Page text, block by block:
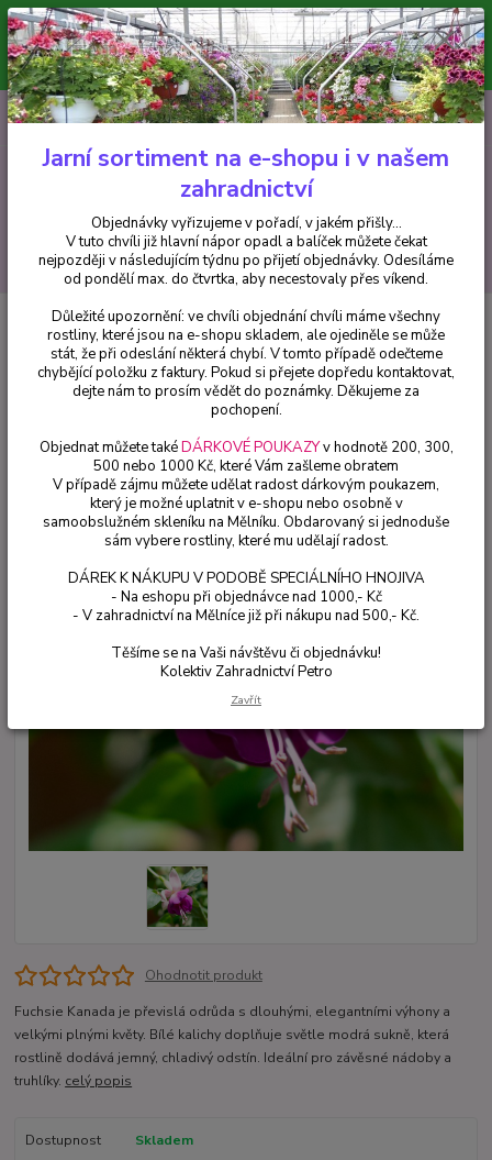
Minimální hodnota pro odeslání z e-shopu je 300 Kč.
V tuto chvíli již hlavní nápor objednávek opadl a balíček můžete čekat
nejpozději v následujícím týdnu po přijetí objednávky. Objednávky
vyřizujeme v pořadí, v jakém přišly...
CZK
Hledat
+420 602 223 614 0ks
za0 Kč
Fuchsie Kanada Fuchsie - 1 ks
Kanada Fuchsie - 1 ks
Ohodnotit produkt
Fuchsie Kanada je převislá odrůda s dlouhými, elegantními výhony a
velkými plnými květy. Bílé kalichy doplňuje světle modrá sukně, která
rostlině dodává jemný, chladivý odstín. Ideální pro závěsné nádoby a
truhlíky. celý popis
Dostupnost
Skladem
Jarní sortiment na e-shopu i v našem
zahradnictví
Objednávky vyřizujeme v pořadí, v jakém přišly...
V tuto chvíli již hlavní nápor opadl a balíček můžete čekat
nejpozději v následujícím týdnu po přijetí objednávky. Odesíláme
od pondělí max. do čtvrtka, aby necestovaly přes víkend.
Důležité upozornění: ve chvíli objednání chvíli máme všechny
rostliny, které jsou na e-shopu skladem, ale ojediněle se může
stát, že při odeslání některá chybí. V tomto případě odečteme
chybějící položku z faktury. Pokud si přejete dopředu kontaktovat,
dejte nám to prosím vědět do poznámky. Děkujeme za
pochopení.
Objednat můžete takéDÁRKOVÉ POUKAZYv hodnotě 200, 300,
500 nebo 1000 Kč, které Vám zašleme obratem
V případě zájmu můžete udělat radost dárkovým poukazem,
který je možné uplatnit v e-shopu nebo osobně v
samoobslužném skleníku na Mělníku. Obdarovaný si jednoduše
sám vybere rostliny, které mu udělají radost.
DÁREK K NÁKUPU V PODOBĚ SPECIÁLNÍHO HNOJIVA
- Na eshopu při objednávce nad 1000,- Kč
- V zahradnictví na Mělníce již při nákupu nad 500,- Kč.
Těšíme se na Vaši návštěvu či objednávku!
Kolektiv Zahradnictví Petro
Zavřít